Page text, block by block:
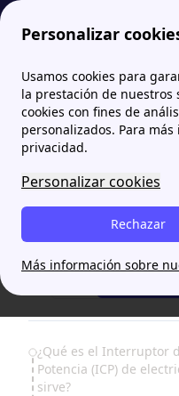
Personalizar
Usamos cookies para
la prestación de nuestros
cookies con fines de
personalizados. Para
privacidad.
Personalizar cookies
Rechazar
Más información sobre
Papernest.es
¿Necesitas
Table of Contents
¿Qué es el Interruptor
Potencia (ICP) de
sirve?